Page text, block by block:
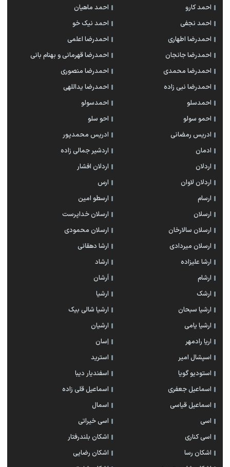
احمد کارو
احمد ماهیان
احمد نجفی
احمد نیک خو
احمدرضا اطهاری
احمدرضا اعلمی
احمدرضا جانجان
احمدرضا قهرمانی و بهنام بانی
احمدرضا محمدی
احمدرضا منصوری
احمدرضا نبی زاده
احمدرضا یداللهی
احمدسلو
احمدسولو
احمو سولو
احو سلو
ادریس رمضانی
ادریس محمدپور
ادمان
اردشیر جمالی زاده
اردلان
اردلان افشار
اردلان لاوان
ارس
ارسام
ارسطو امین
ارسلان
ارسلان خداپرست
ارسلان سالارخان
ارسلان محمودی
ارسلان میردادی
ارشا دهقانی
ارشا علیزاده
ارشاد
ارشام
اَرشان
ارشک
ارشیا
ارشیا سبحان
ارشیا شالی بیک
ارشیا یامی
ارشیان
اریا رادمهر
اِسان
اسپشال امیر
استرید
استودیو گویا
اسفندیار دیبا
اسماعیل جعفری
اسماعیل قلی زاده
اسماعیل قیاسی
اسمال
اسی
اسی خیراتی
اسی کناری
اشکان بلندرفتار
اشکان رسا
اشکان رضایی